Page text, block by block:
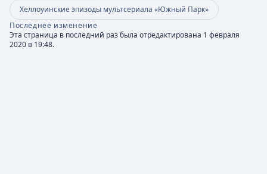
Хеллоуинские эпизоды мультсериала «Южный Парк»
Последнее изменение
Эта страница в последний раз была отредактирована 1 февраля
2020 в 19:48.